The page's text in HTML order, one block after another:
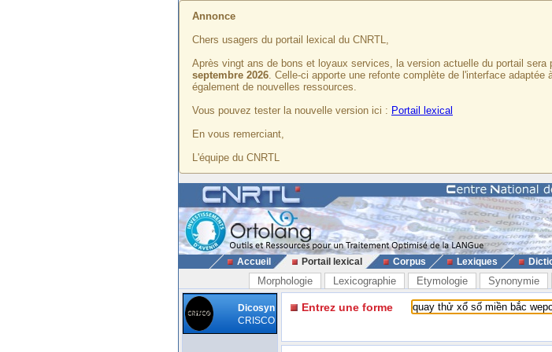
Annonce
Chers usagers du portail lexical du CNRTL,
Après vingt ans de bons et loyaux services, la version actuelle du portail sera
septembre 2026. Celle-ci apporte une refonte complète de l'interface
également de nouvelles ressources.
Vous pouvez tester la nouvelle version ici : Portail lexical
En vous remerciant,
L'équipe du CNRTL
Accueil Portail lexical Corpus Lexiques
Morphologie Lexicographie Etymologie Synonymie
Dicosyn
CRISCO
Entrez une forme